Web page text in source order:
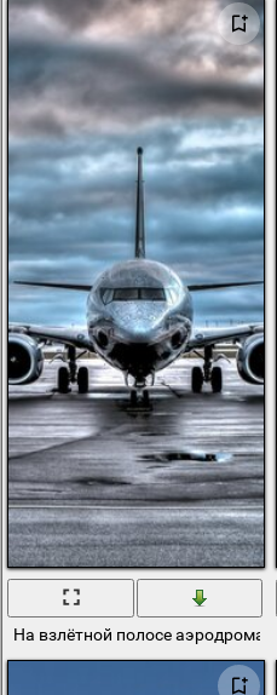
На взлётной полосе аэродрома